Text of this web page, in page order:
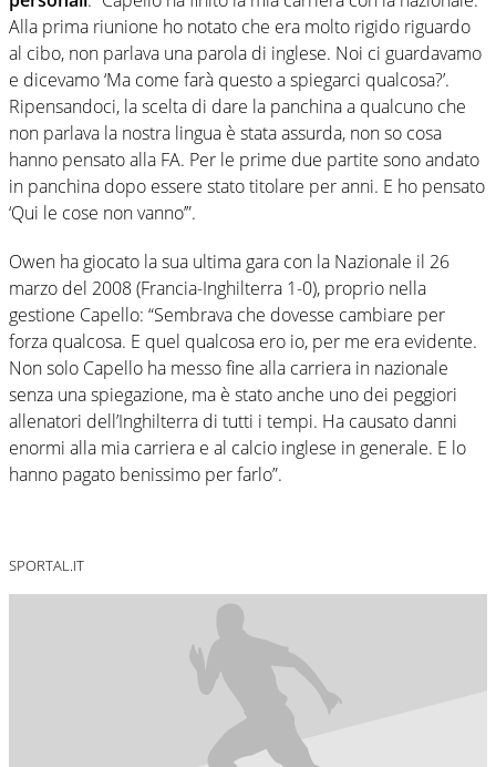
Alla prima riunione ho notato che era molto rigido riguardo
al cibo, non parlava una parola di inglese. Noi ci guardavamo
e dicevamo ‘Ma come farà questo a spiegarci qualcosa?’.
Ripensandoci, la scelta di dare la panchina a qualcuno che
non parlava la nostra lingua è stata assurda, non so cosa
hanno pensato alla FA. Per le prime due partite sono andato
in panchina dopo essere stato titolare per anni. E ho pensato
‘Qui le cose non vanno’”.
Owen ha giocato la sua ultima gara con la Nazionale il 26
marzo del 2008 (Francia-Inghilterra 1-0), proprio nella
gestione Capello: “Sembrava che dovesse cambiare per
forza qualcosa. E quel qualcosa ero io, per me era evidente.
Non solo Capello ha messo fine alla carriera in nazionale
senza una spiegazione, ma è stato anche uno dei peggiori
allenatori dell’Inghilterra di tutti i tempi. Ha causato danni
enormi alla mia carriera e al calcio inglese in generale. E lo
hanno pagato benissimo per farlo”.
SPORTAL.IT